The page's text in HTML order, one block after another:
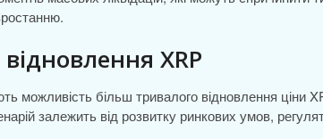
XRP
можливість більш тривалого відновлення ціни
залежить від розвитку ринкових умов,